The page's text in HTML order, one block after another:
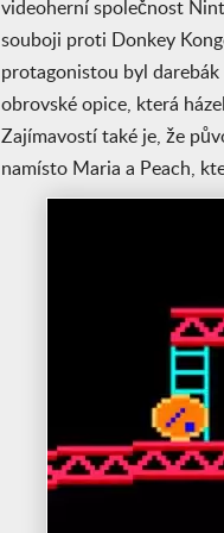
videoherní společnost
souboji proti Donkey
protagonistou byl
obrovské opice, která
Zajímavostí také je, že
namísto Maria a Peach,